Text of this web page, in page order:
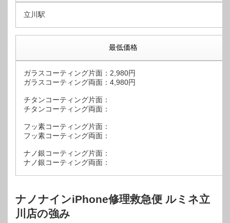
立川駅
最低価格
ガラスコーティング片面：2,980円
ガラスコーティング両面：4,980円
チタンコーティング片面：
チタンコーティング両面：
フッ素コーティング片面：
フッ素コーティング両面：
ナノ銀コーティング片面：
ナノ銀コーティング両面：
ナノナインiPhone修理救急便 ルミネ立
川店の強み